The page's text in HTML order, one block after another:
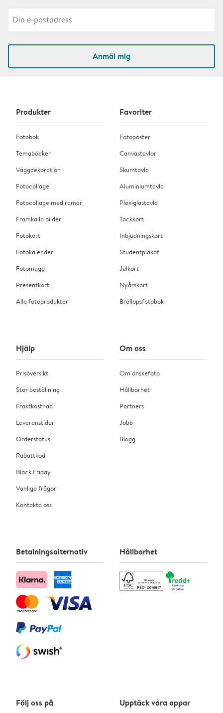
Anmäl mig
Produkter
Fotobok
Temaböcker
Väggdekoration
Fotocollage
Fotocollage med ramar
Framkalla bilder
Fotokort
Fotokalender
Fotomugg
Presentkort
Alla fotoprodukter
Favoriter
Fotoposter
Canvastavlor
Skumtavla
Aluminiumtavla
Plexiglastavla
Tackkort
Inbjudningskort
Studentplakat
Julkort
Nyårskort
Bröllopsfotobok
Hjälp
Prisöversikt
Stor beställning
Fraktkostnad
Leveranstider
Orderstatus
Rabattkod
Black Friday
Vanliga frågor
Kontakta oss
Om oss
Om önskefoto
Hållbarhet
Partners
Jobb
Blogg
Betalningsalternativ Hållbarhet
Följ oss på Upptäck våra appar